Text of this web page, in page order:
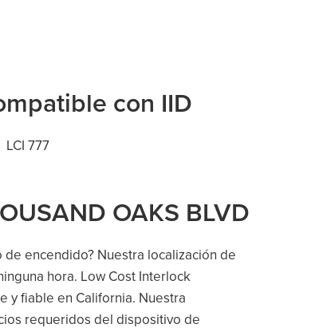
con IID
LCI 777
OAKS BLVD
encendido? Nuestra localización de
hora. Low Cost Interlock
y fiable en California. Nuestra
requeridos del dispositivo de